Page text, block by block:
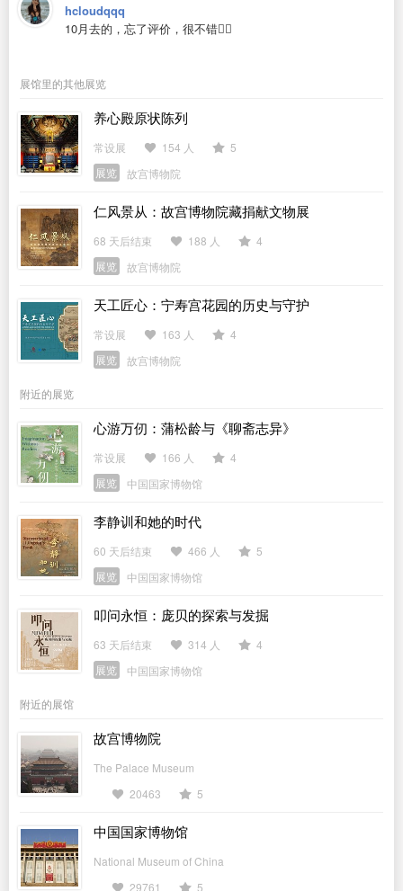
hcloudqqq
10月去的，忘了评价，很不错👍🏻
展馆里的其他展览
养心殿原状陈列
常设展 154 人
5
展览
故宫博物院
仁风景从：故宫博物院藏捐献文物展
68 天后结束 188 人
4
展览
故宫博物院
天工匠心：宁寿宫花园的历史与守护
常设展 163 人
4
展览
故宫博物院
附近的展览
心游万仞：蒲松龄与《聊斋志异》
常设展 166 人
4
展览
中国国家博物馆
李静训和她的时代
60 天后结束 466 人
5
展览
中国国家博物馆
叩问永恒：庞贝的探索与发掘
63 天后结束 314 人
4
展览
中国国家博物馆
附近的展馆
故宫博物院
The Palace Museum
20463
5
中国国家博物馆
National Museum of China
29761
5